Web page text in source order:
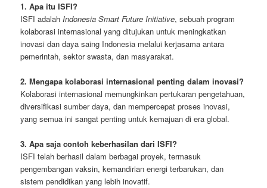
1. Apa itu ISFI?
ISFI adalahIndonesia Smart Future Initiative, sebuah program
kolaborasi internasional yang ditujukan untuk meningkatkan
inovasi dan daya saing Indonesia melalui kerjasama antara
pemerintah, sektor swasta, dan masyarakat.
2. Mengapa kolaborasi internasional penting dalam inovasi?
Kolaborasi internasional memungkinkan pertukaran pengetahuan,
diversifikasi sumber daya, dan mempercepat proses inovasi,
yang semua ini sangat penting untuk kemajuan di era global.
3. Apa saja contoh keberhasilan dari ISFI?
ISFI telah berhasil dalam berbagai proyek, termasuk
pengembangan vaksin, kemandirian energi terbarukan, dan
sistem pendidikan yang lebih inovatif.